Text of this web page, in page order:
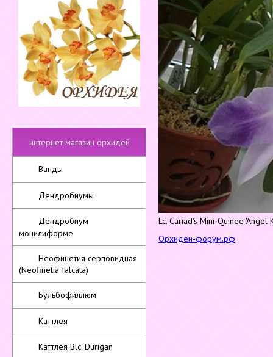
интернет магазин орхидей
Ванды
Дендробиумы
Дендробиум
монилиформе
Неофинетия серповидная
(Neofinetia falcata)
Бульбофи́ллюм
Каттлея
Каттлея Blc. Durigan
Lc. Cariad's Mini-Quinee 'Angel
Орхидеи-форум.рф